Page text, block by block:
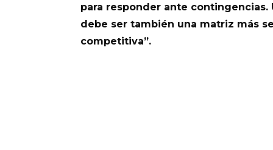
para responder ante contingencias.
debe ser también una matriz más
competitiva”.